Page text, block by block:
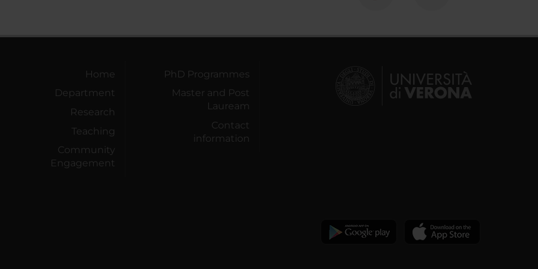
Home
Department
Research
Teaching
Community
Engagement
PhD Programmes
Master and Post
Lauream
Contact
information